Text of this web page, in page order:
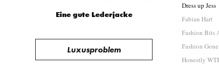
Eine gute Lederjacke
Luxusproblem
Dress up Jess
Fabian Hart
Fashion Bits
Fashion
Honestly